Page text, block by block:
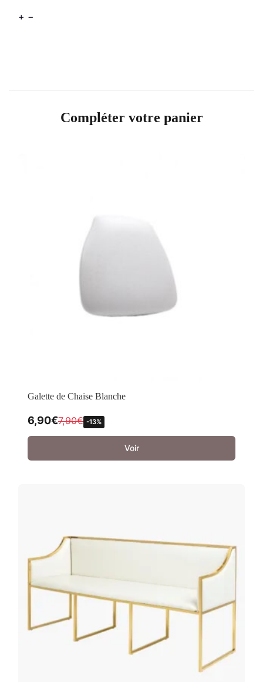
+ −
Compléter votre panier
Galette de Chaise Blanche
6,90€7,90€ -13%
Voir